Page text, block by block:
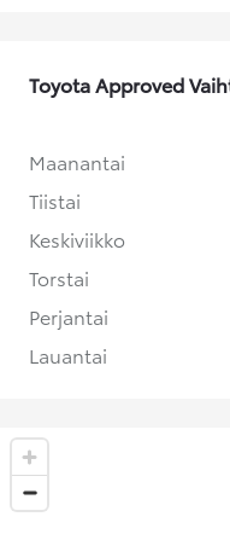
Toyota Approved
Maanantai
Tiistai
Keskiviikko
Torstai
Perjantai
Lauantai